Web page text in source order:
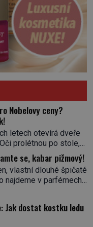
Nobelovy ceny?
letech otevírá dveře
prolétnou po stole,
regálu, kde se nachází
Hledá žluto-oranžovou
ji zahlédne, nesmírně
může svůj plán
lučavka
nemá pro nic
se, kabar pižmový!
vlastní dlouhé špičaté
najdeme v parfémech
zvířecí říše – kabara
ho jako první
Jak dostat kostku ledu